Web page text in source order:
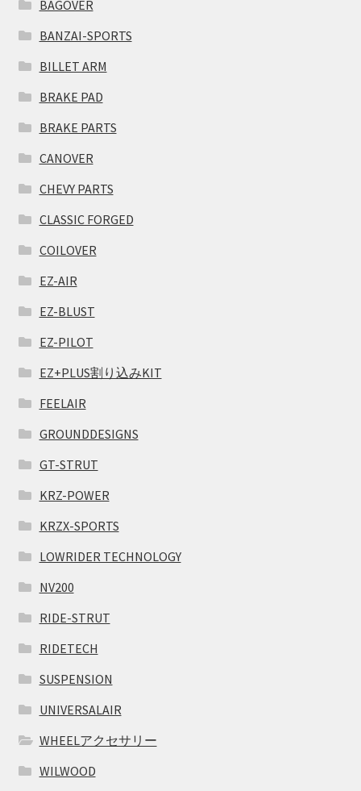
BAGOVER
BANZAI-SPORTS
BILLET ARM
BRAKE PAD
BRAKE PARTS
CANOVER
CHEVY PARTS
CLASSIC FORGED
COILOVER
EZ-AIR
EZ-BLUST
EZ-PILOT
EZ+PLUS割り込みKIT
FEELAIR
GROUNDDESIGNS
GT-STRUT
KRZ-POWER
KRZX-SPORTS
LOWRIDER TECHNOLOGY
NV200
RIDE-STRUT
RIDETECH
SUSPENSION
UNIVERSALAIR
WHEELアクセサリー
WILWOOD